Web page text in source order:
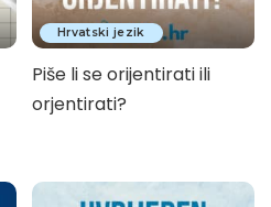
Hrvatski jezik
Piše li se orijentirati ili
orjentirati?